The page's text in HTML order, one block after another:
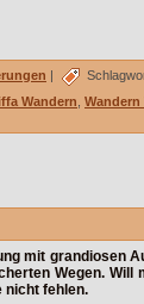
Wandern Wandern
mit grandiosen
Wegen. Will
nicht fehlen.